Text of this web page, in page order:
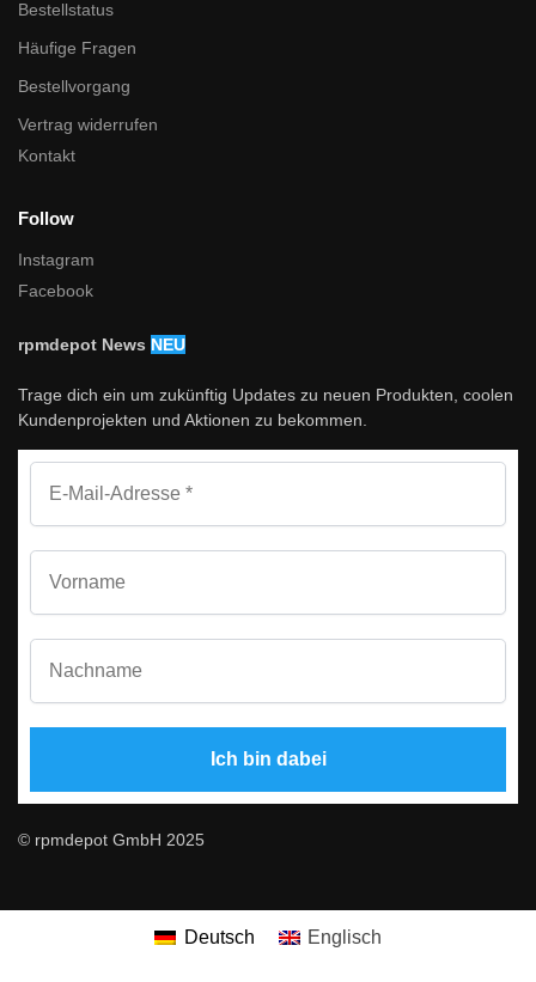
Bestellstatus
Häufige Fragen
Bestellvorgang
Vertrag widerrufen
Kontakt
Follow
Instagram
Facebook
rpmdepot News NEU
Trage dich ein um zukünftig Updates zu neuen Produkten, coolen
Kundenprojekten und Aktionen zu bekommen.
© rpmdepot GmbH 2025
Deutsch Englisch